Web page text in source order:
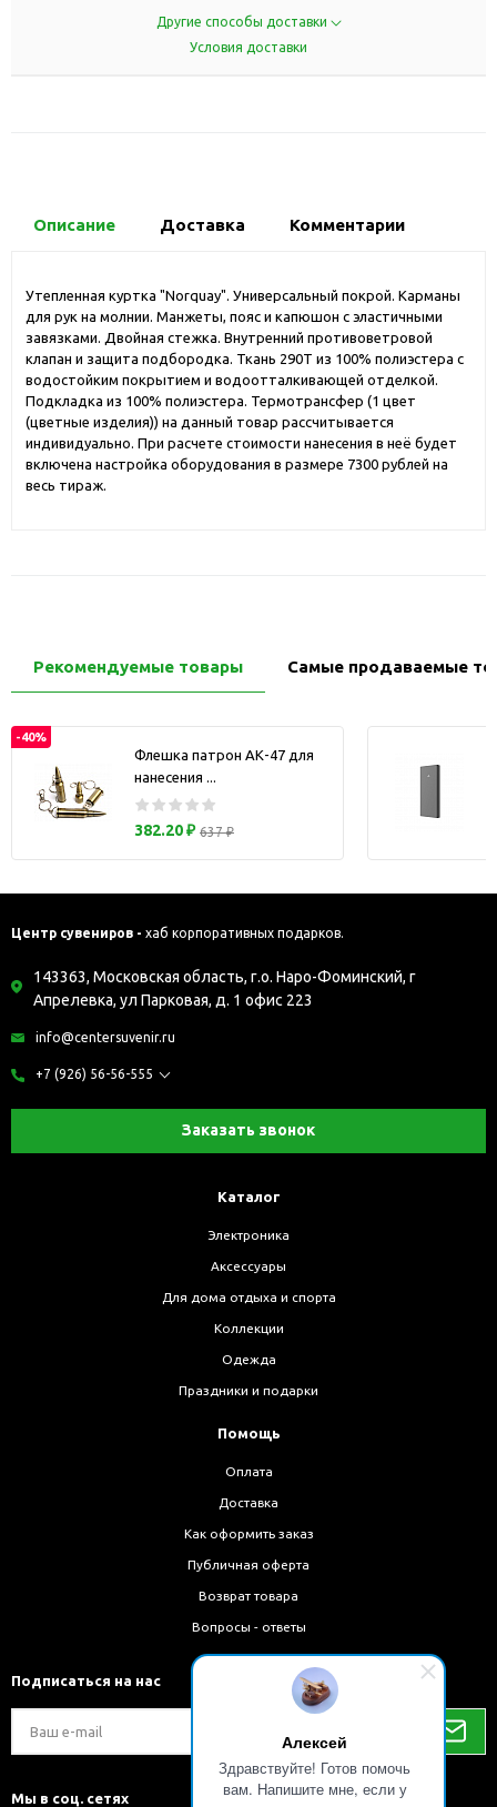
Алексей
Здравствуйте! Готов помочь
вам. Напишите мне, если у
Другие способы доставки
Условия доставки
Описание Доставка Комментарии
Утепленная куртка "Norquay". Универсальный покрой. Карманы
для рук на молнии. Манжеты, пояс и капюшон с эластичными
завязками. Двойная стежка. Внутренний противоветровой
клапан и защита подбородка. Ткань 290Т из 100% полиэстера с
водостойким покрытием и водоотталкивающей отделкой.
Подкладка из 100% полиэстера. Термотрансфер (1 цвет
(цветные изделия)) на данный товар рассчитывается
индивидуально. При расчете стоимости нанесения в неё будет
включена настройка оборудования в размере 7300 рублей на
весь тираж.
Рекомендуемые товары Самые продаваемые
-40%
Флешка патрон АК-47 для
нанесения ...
382.20 ₽ 637 ₽
Центр сувениров - хаб корпоративных подарков.
143363, Московская область, г.о. Наро-Фоминский, г
Апрелевка, ул Парковая, д. 1 офис 223
info@centersuvenir.ru
+7 (926) 56-56-555
Заказать звонок
Каталог
Электроника
Аксессуары
Для дома отдыха и спорта
Коллекции
Одежда
Праздники и подарки
Помощь
Оплата
Доставка
Как оформить заказ
Публичная оферта
Возврат товара
Вопросы - ответы
Подписаться на нас
Мы в соц. сетях